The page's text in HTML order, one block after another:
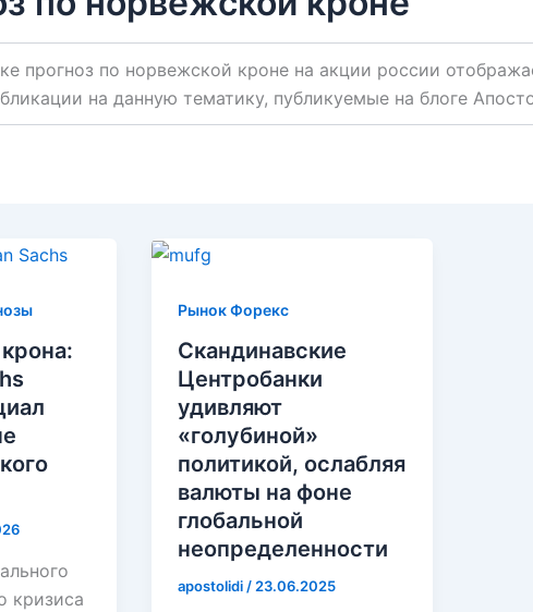
прогноз по норвежской кроне на акции россии
на данную тематику, публикуемые на блоге
кризиса
Рынок Форекс
Скандинавские
Центробанки
удивляют
«голубиной»
политикой, ослабляя
валюты на фоне
глобальной
неопределенности
apostolidi/23.06.2025